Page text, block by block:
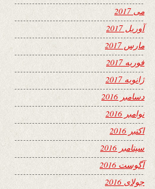
می 2017
آوریل 2017
مارس 2017
فوریه 2017
ژانویه 2017
دسامبر 2016
نوامبر 2016
اکتبر 2016
سپتامبر 2016
آگوست 2016
جولای 2016